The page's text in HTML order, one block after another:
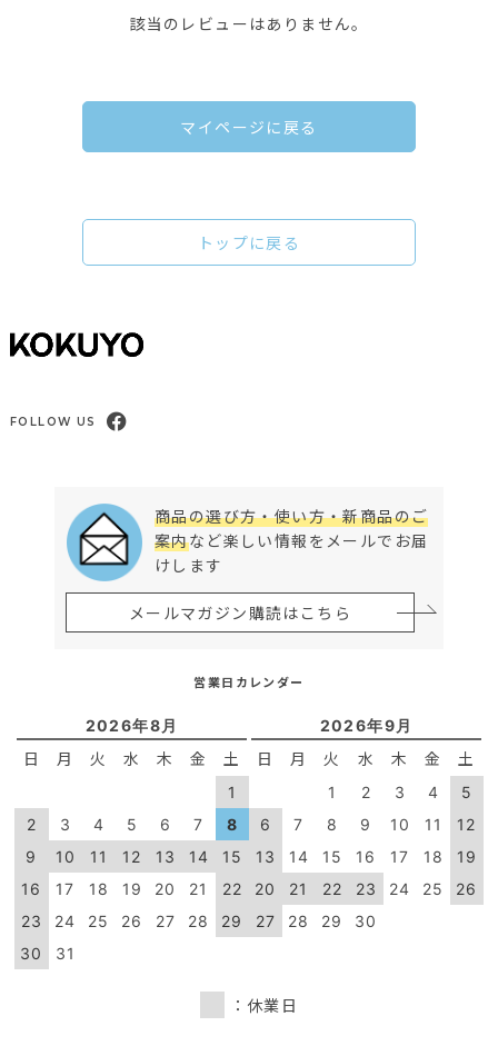
該当のレビューはありません。
マイページに戻る
トップに戻る
FOLLOW US
商品の選び方・使い方・新商品のご
案内など楽しい情報をメールでお届
けします
メールマガジン購読はこちら
営業日カレンダー
2026年8月
日 月 火 水 木 金 土
1
2
3 4 5 6 7
8
9
10 11 12 13 14
15
16
17 18 19 20 21
22
23
24 25 26 27 28
29
30
31
2026年9月
日 月 火 水 木 金 土
1 2 3 4
5
6
7 8 9 10 11
12
13
14 15 16 17 18
19
20
21 22 23 24 25
26
27
28 29 30
：休業日